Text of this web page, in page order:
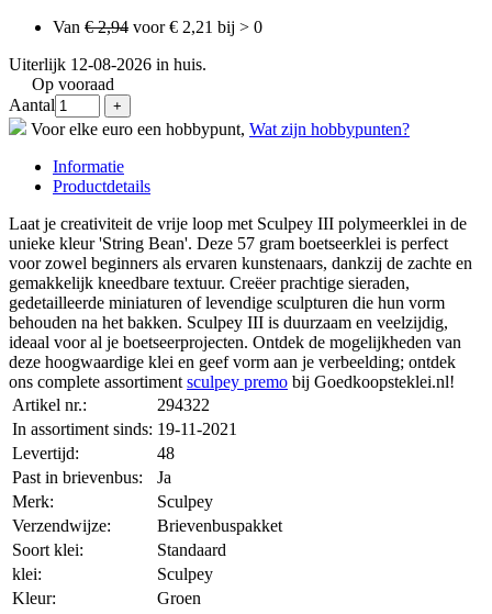
Van € 2,94 voor € 2,21 bij > 0
Uiterlijk 12-08-2026 in huis.
Op vooraad
Aantal
Voor elke euro een hobbypunt, Wat zijn hobbypunten?
Informatie
Productdetails
Laat je creativiteit de vrije loop met Sculpey III polymeerklei in de
unieke kleur 'String Bean'. Deze 57 gram boetseerklei is perfect
voor zowel beginners als ervaren kunstenaars, dankzij de zachte en
gemakkelijk kneedbare textuur. Creëer prachtige sieraden,
gedetailleerde miniaturen of levendige sculpturen die hun vorm
behouden na het bakken. Sculpey III is duurzaam en veelzijdig,
ideaal voor al je boetseerprojecten. Ontdek de mogelijkheden van
deze hoogwaardige klei en geef vorm aan je verbeelding; ontdek
ons complete assortiment sculpey premo bij Goedkoopsteklei.nl!
Artikel nr.:
294322
In assortiment sinds: 19-11-2021
Levertijd:
48
Past in brievenbus:
Ja
Merk:
Sculpey
Verzendwijze:
Brievenbuspakket
Soort klei:
Standaard
klei:
Sculpey
Kleur:
Groen